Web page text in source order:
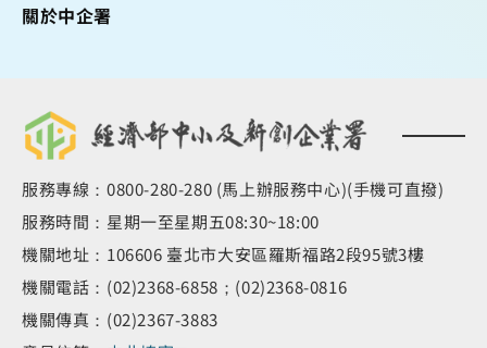
關於中企署
服務專線：0800-280-280 (馬上辦服務中心)(手機可直撥)
服務時間：星期一至星期五08:30~18:00
機關地址：106606 臺北市大安區羅斯福路2段95號3樓
機關電話：(02)2368-6858；(02)2368-0816
機關傳真：(02)2367-3883